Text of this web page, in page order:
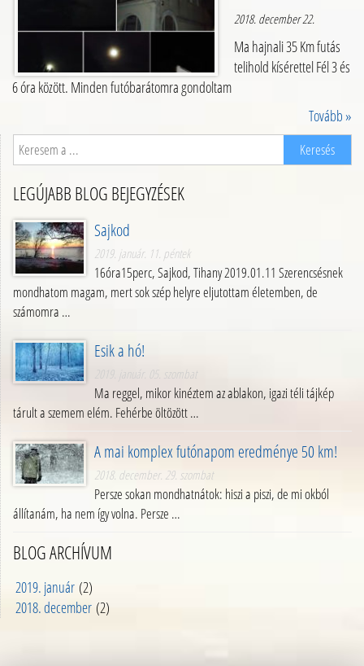
2018. december 22.
Ma hajnali 35 Km futás
telihold kísérettel Fél 3 és
6 óra között. Minden futóbarátomra gondoltam
Tovább »
LEGÚJABB BLOG BEJEGYZÉSEK
Sajkod
2019. január. 11. péntek
16óra15perc, Sajkod, Tihany 2019.01.11 Szerencsésnek
mondhatom magam, mert sok szép helyre eljutottam életemben, de
számomra …
Esik a hó!
2019. január. 05. szombat
Ma reggel, mikor kinéztem az ablakon, igazi téli tájkép
tárult a szemem elém. Fehérbe öltözött …
A mai komplex futónapom eredménye 50 km!
2018. december. 29. szombat
Persze sokan mondhatnátok: hiszi a piszi, de mi okból
állítanám, ha nem így volna. Persze …
BLOG ARCHÍVUM
2019. január (2)
2018. december (2)